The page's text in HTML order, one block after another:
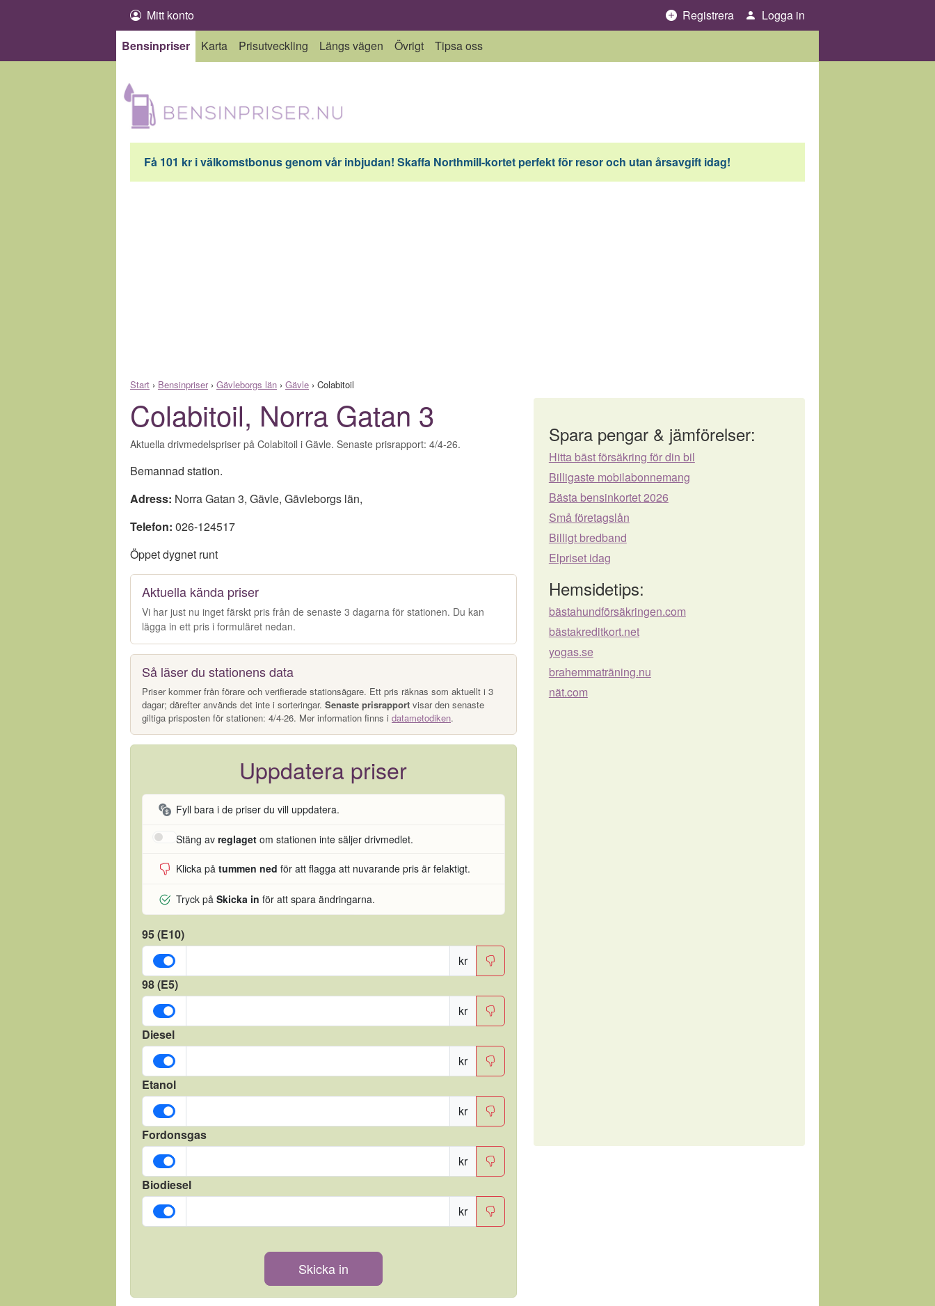
Mitt konto Registrera
Logga in
Bensinpriser
Karta Prisutveckling Längs vägen Övrigt Tipsa oss
Få 101 kr i välkomstbonus genom vår inbjudan! Skaffa Northmill-kortet perfekt för resor och utan årsavgift idag!
Start › Bensinpriser› Gävleborgs län › Gävle › Colabitoil
Colabitoil, Norra Gatan 3
Aktuella drivmedelspriser på Colabitoil i Gävle. Senaste prisrapport: 4/4-26.
Bemannad station.
Adress: Norra Gatan 3, Gävle, Gävleborgs län,
Telefon: 026-124517
Öppet dygnet runt
Aktuella kända priser
Vi har just nu inget färskt pris från de senaste 3 dagarna för stationen. Du kan
lägga in ett pris i formuläret nedan.
Så läser du stationens data
Priser kommer från förare och verifierade stationsägare. Ett pris räknas som aktuellt i 3
dagar; därefter används det inte i sorteringar. Senaste prisrapport visar den senaste
giltiga prisposten för stationen: 4/4-26. Mer information finns i datametodiken.
Uppdatera priser
Fyll bara i de priser du vill uppdatera.
Stäng av reglaget om stationen inte säljer drivmedlet.
Klicka på tummen ned för att flagga att nuvarande pris är felaktigt.
Tryck på Skicka in för att spara ändringarna.
95 (E10)
kr
98 (E5)
kr
Diesel
kr
Etanol
kr
Fordonsgas
kr
Biodiesel
kr
Skicka in
Spara pengar & jämförelser:
Hitta bäst försäkring för din bil
Billigaste mobilabonnemang
Bästa bensinkortet 2026
Små företagslån
Billigt bredband
Elpriset idag
Hemsidetips:
bästahundförsäkringen.com
bästakreditkort.net
yogas.se
brahemmaträning.nu
nät.com